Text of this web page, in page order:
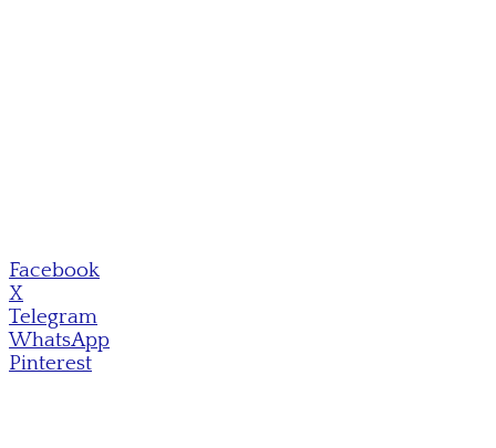
Facebook
X
Telegram
WhatsApp
Pinterest